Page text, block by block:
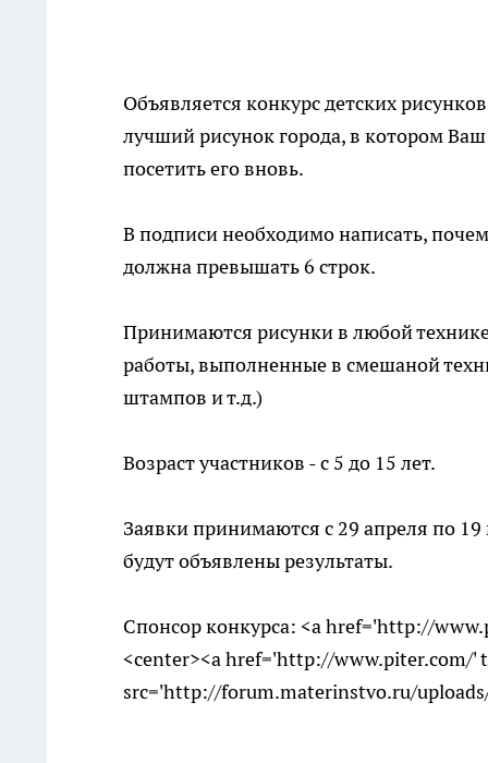
Объявляется конкурс детских
лучший рисунок города, в котором
посетить его вновь.
В подписи необходимо написать,
должна превышать 6 строк.
Принимаются рисунки в любой
работы, выполненные в смешаной
штампов и т.д.)
Возраст участников - с 5 до 15 лет.
Заявки принимаются с 29 апреля по
будут объявлены результаты.
Спонсор конкурса: <a href='http://
<center><a href='http://www.piter.com/'
src='http://forum.materinstvo.ru/